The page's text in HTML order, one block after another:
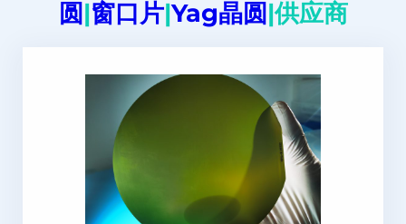
圆|窗口片|Yag晶圆|供应商